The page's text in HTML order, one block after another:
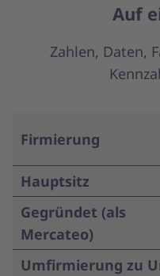
Auf
Zahlen, Daten,
Firmierung
Hauptsitz
Gegründet (als
Mercateo)
Umfirmierung zu